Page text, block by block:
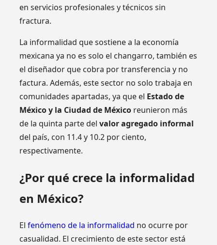
en servicios profesionales y técnicos sin
fractura.
La informalidad que sostiene a la economía
mexicana ya no es solo el changarro, también es
el diseñador que cobra por transferencia y no
factura. Además, este sector no solo trabaja en
comunidades apartadas, ya que el Estado de
México y la Ciudad de México reunieron más
de la quinta parte delvalor agregado informal
del país, con 11.4 y 10.2 por ciento,
respectivamente.
¿Por qué crece la informalidad
en México?
Elfenómeno de la informalidad no ocurre por
casualidad. El crecimiento de este sector está